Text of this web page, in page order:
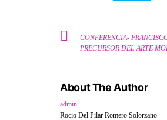
CONFERENCIA-
PRECURSOR DEL ARTE
About The Author
admin
Rocio Del Pilar Romero Solorzano